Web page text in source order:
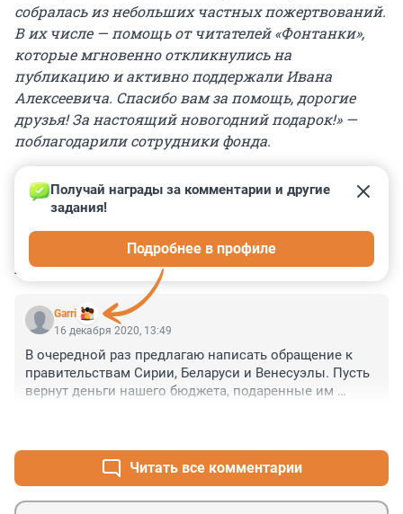
собралась из небольших частных пожертвований.
В их числе — помощь от читателей «Фонтанки»,
которые мгновенно откликнулись на
публикацию и активно поддержали Ивана
Алексеевича. Спасибо вам за помощь, дорогие
друзья! За настоящий новогодний подарок!» —
поблагодарили сотрудники фонда.
КОММЕНТАРИИ 2
Garri
Получай награды за комментарии и другие
задания!
Подробнее в профиле
16 декабря 2020, 13:49
В очередной раз предлагаю написать обращение к
правительствам Сирии, Беларуси и Венесуэлы. Пусть
вернут деньги нашего бюджета, подаренные им
Читать все комментарии